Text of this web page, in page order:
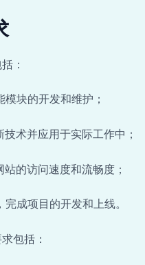
：
块的开发和维护；
术并应用于实际工作中；
的访问速度和流畅度；
成项目的开发和上线。
包括：